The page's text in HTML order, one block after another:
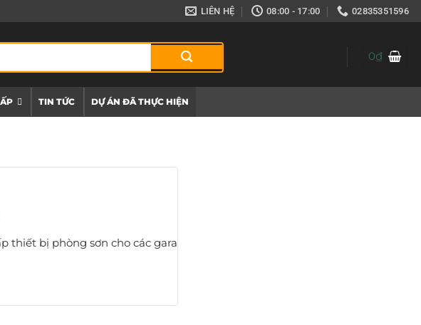
LIÊN HỆ 08:00 - 17:00 02835351596
0₫
TIN TỨC DỰ ÁN ĐÃ THỰC HIỆN
thiết bị phòng sơn cho các gara